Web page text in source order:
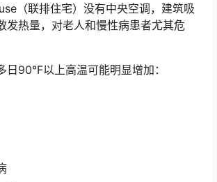
（联排住宅）没有中央空调，建筑吸
发热量，对老人和慢性病患者尤其危
日90°F以上高温可能明显增加：